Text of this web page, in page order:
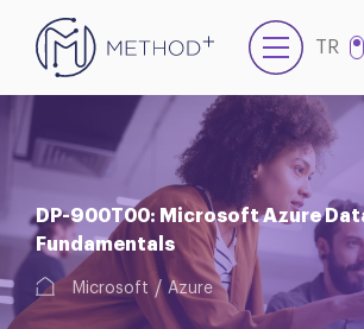
TR
DP-900T00: Microsoft Azure
Fundamentals
Microsoft Azure